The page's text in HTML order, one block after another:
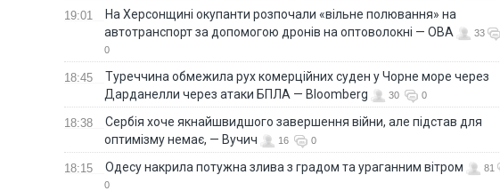
19:01
На Херсонщині окупанти розпочали «вільне полювання» на
автотранспорт за допомогою дронів на оптоволокні — ОВА
33
0
18:45
Туреччина обмежила рух комерційних суден у Чорне море через
Дарданелли через атаки БПЛА — Bloomberg
30 0
18:38
Сербія хоче якнайшвидшого завершення війни, але підстав для
оптимізму немає, — Вучич
16 0
18:15 Одесу накрила потужна злива з градом та ураганним вітром
81
0